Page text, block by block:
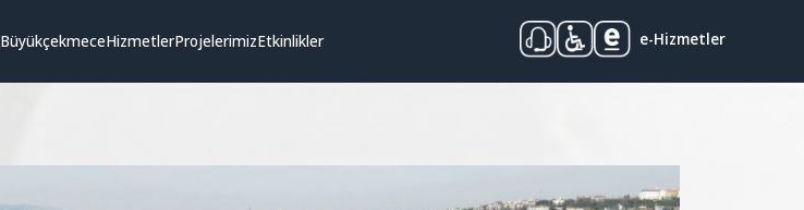
BüyükçekmeceHizmetlerProjelerimizEtkinlikler e-Hizmetler